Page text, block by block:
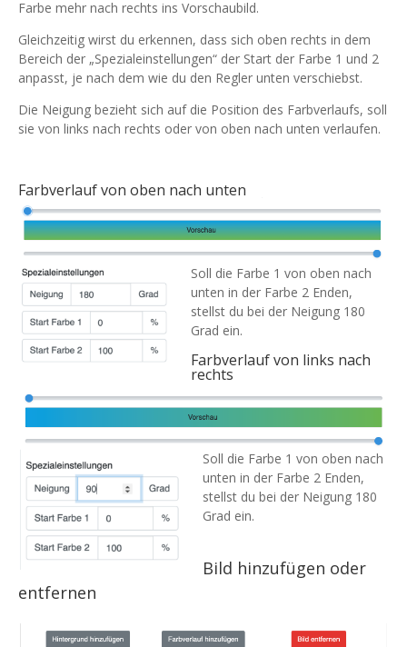
Farbe mehr nach rechts ins Vorschaubild.
Gleichzeitig wirst du erkennen, dass sich oben rechts in dem
Bereich der „Spezialeinstellungen“ der Start der Farbe 1 und 2
anpasst, je nach dem wie du den Regler unten verschiebst.
Die Neigung bezieht sich auf die Position des Farbverlaufs, soll
sie von links nach rechts oder von oben nach unten verlaufen.
Farbverlauf von oben nach unten
Soll die Farbe 1 von oben nach
unten in der Farbe 2 Enden,
stellst du bei der Neigung 180
Grad ein.
Farbverlauf von links nach
rechts
Soll die Farbe 1 von oben nach
unten in der Farbe 2 Enden,
stellst du bei der Neigung 180
Grad ein.
Bild hinzufügen oder
entfernen